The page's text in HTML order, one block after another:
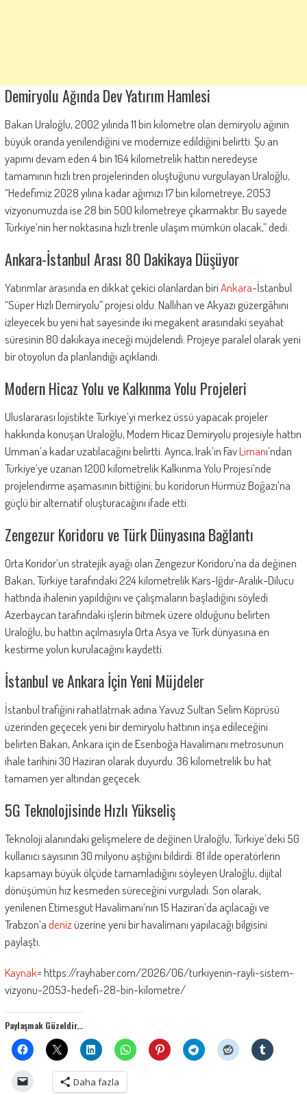
Demiryolu Ağında Dev Yatırım Hamlesi
Bakan Uraloğlu, 2002 yılında 11 bin kilometre olan demiryolu ağının
büyük oranda yenilendiğini ve modernize edildiğini belirtti. Şu an
yapımı devam eden 4 bin 164 kilometrelik hattın neredeyse
tamamının hızlı tren projelerinden oluştuğunu vurgulayan Uraloğlu,
“Hedefimiz 2028 yılına kadar ağımızı 17 bin kilometreye, 2053
vizyonumuzda ise 28 bin 500 kilometreye çıkarmaktır. Bu sayede
Türkiye’nin her noktasına hızlı trenle ulaşım mümkün olacak,” dedi.
Ankara-İstanbul Arası 80 Dakikaya Düşüyor
Yatırımlar arasında en dikkat çekici olanlardan biriAnkara-İstanbul
“Süper Hızlı Demiryolu” projesi oldu. Nallıhan ve Akyazı güzergâhını
izleyecek bu yeni hat sayesinde iki megakent arasındaki seyahat
süresinin 80 dakikaya ineceği müjdelendi. Projeye paralel olarak yeni
bir otoyolun da planlandığı açıklandı.
Modern Hicaz Yolu ve Kalkınma Yolu Projeleri
Uluslararası lojistikte Türkiye’yi merkez üssü yapacak projeler
hakkında konuşan Uraloğlu, Modern Hicaz Demiryolu projesiyle hattın
Umman’a kadar uzatılacağını belirtti. Ayrıca, Irak’ın FavLimanı’ndan
Türkiye’ye uzanan 1200 kilometrelik Kalkınma Yolu Projesi’nde
projelendirme aşamasının bittiğini; bu koridorun Hürmüz Boğazı’na
güçlü bir alternatif oluşturacağını ifade etti.
Zengezur Koridoru ve Türk Dünyasına Bağlantı
Orta Koridor’un stratejik ayağı olan Zengezur Koridoru’na da değinen
Bakan, Türkiye tarafındaki 224 kilometrelik Kars-Iğdır-Aralık-Dilucu
hattında ihalenin yapıldığını ve çalışmaların başladığını söyledi.
Azerbaycan tarafındaki işlerin bitmek üzere olduğunu belirten
Uraloğlu, bu hattın açılmasıyla Orta Asya ve Türk dünyasına en
kestirme yolun kurulacağını kaydetti.
İstanbul ve Ankara İçin Yeni Müjdeler
İstanbul trafiğini rahatlatmak adına Yavuz Sultan Selim Köprüsü
üzerinden geçecek yeni bir demiryolu hattının inşa edileceğini
belirten Bakan, Ankara için de Esenboğa Havalimanı metrosunun
ihale tarihini 30 Haziran olarak duyurdu. 36 kilometrelik bu hat
tamamen yer altından geçecek.
5G Teknolojisinde Hızlı Yükseliş
Teknoloji alanındaki gelişmelere de değinen Uraloğlu, Türkiye’deki 5G
kullanıcı sayısının 30 milyonu aştığını bildirdi. 81 ilde operatörlerin
kapsamayı büyük ölçüde tamamladığını söyleyen Uraloğlu, dijital
dönüşümün hız kesmeden süreceğini vurguladı. Son olarak,
yenilenen Etimesgut Havalimanı’nın 15 Haziran’da açılacağı ve
Trabzon’adenizüzerine yeni bir havalimanı yapılacağı bilgisini
paylaştı.
Kaynak= https://rayhaber.com/2026/06/turkiyenin-rayli-sistem-
vizyonu-2053-hedefi-28-bin-kilometre/
Paylaşmak Güzeldir...
Daha fazla